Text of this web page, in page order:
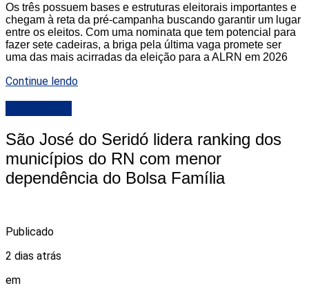
Os três possuem bases e estruturas eleitorais importantes e
chegam à reta da pré-campanha buscando garantir um lugar
entre os eleitos. Com uma nominata que tem potencial para
fazer sete cadeiras, a briga pela última vaga promete ser
uma das mais acirradas da eleição para a ALRN em 2026
Continue lendo
São José do Seridó lidera ranking dos
municípios do RN com menor
dependência do Bolsa Família
Publicado
2 dias atrás
em